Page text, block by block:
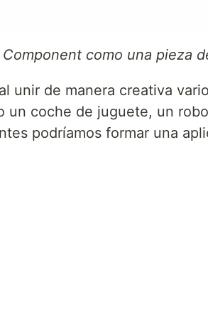
como una pieza
unir de manera creativa
un coche de juguete, un
podríamos formar una